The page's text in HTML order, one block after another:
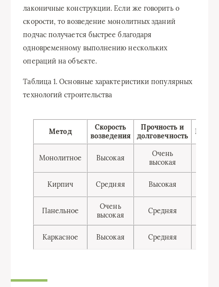
лаконичные конструкции. Если же говорить о
скорости, то возведение монолитных зданий
подчас получается быстрее благодаря
одновременному выполнению нескольких
операций на объекте.
Таблица 1. Основные характеристики популярных
технологий строительства
Метод
Скорость
возведения
Прочность и
долговечность
Монолитное Высокая
Очень
высокая
Кирпич Средняя Высокая
Панельное
Очень
высокая
Средняя
Каркасное Высокая Средняя